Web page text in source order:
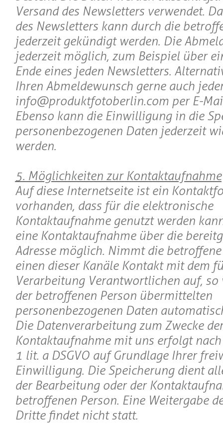
Versand des Newsletters verwendet.
des Newsletters kann durch die
jederzeit gekündigt werden. Die
jederzeit möglich, zum Beispiel über
Ende eines jeden Newsletters.
Ihren Abmeldewunsch gerne auch
info@produktfotoberlin.com per E-
Ebenso kann die Einwilligung in die
personenbezogenen Daten jederzeit
werden.
5. Möglichkeiten zur Kontaktaufnahme
Auf diese Internetseite ist ein
vorhanden, dass für die elektronische
Kontaktaufnahme genutzt werden
eine Kontaktaufnahme über die
Adresse möglich. Nimmt die
einen dieser Kanäle Kontakt mit dem
Verarbeitung Verantwortlichen auf, so
der betroffenen Person übermittelten
personenbezogenen Daten
Die Datenverarbeitung zum Zwecke der
Kontaktaufnahme mit uns erfolgt nach
1 lit. a DSGVO auf Grundlage Ihrer
Einwilligung. Die Speicherung dient
der Bearbeitung oder der
betroffenen Person. Eine Weitergabe
Dritte findet nicht statt.